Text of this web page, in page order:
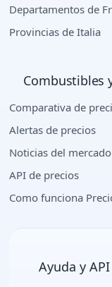
Departamentos de
Provincias de Italia
Combustibles
Comparativa de
Alertas de precios
Noticias del mercado
API de precios
Como funciona
Ayuda y